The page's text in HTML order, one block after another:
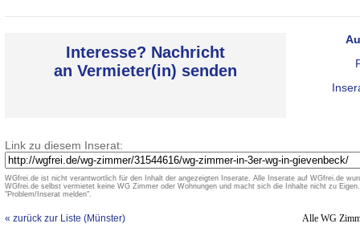
Interesse? Nachricht
an Vermieter(in) senden
Link zu diesem Inserat:
WGfrei.de ist nicht verantwortlich für den Inhalt der angezeigten Inserate. Alle Inserate auf WGfrei.de
WGfrei.de selbst vermietet keine WG Zimmer oder Wohnungen und macht sich die Inhalte nicht zu
"Problem/Inserat melden".
« zurück zur Liste (Münster) Alle WG